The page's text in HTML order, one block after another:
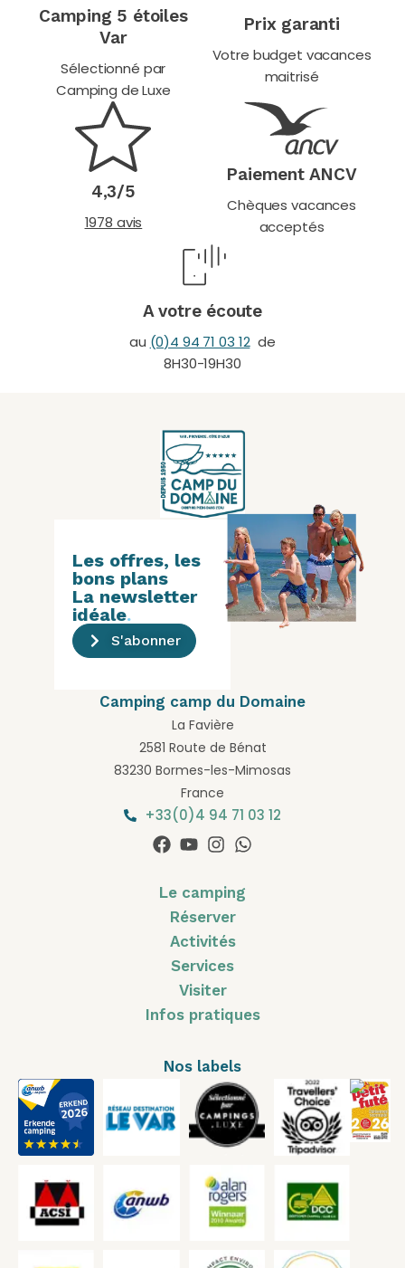
Camping 5 étoiles
Var
Sélectionné par
Camping de Luxe
Prix garanti
Votre budget vacances
maitrisé
4,3/5
1978 avis
Paiement ANCV
Chèques vacances
acceptés
A votre écoute
au (0)4 94 71 03 12de
8H30-19H30
Camping camp du Domaine
La Favière
2581 Route de Bénat
83230 Bormes-les-Mimosas
France
+33(0)4 94 71 03 12
Les offres, les
bons plans
La newsletter
idéale.
S'abonner
Le camping
Réserver
Activités
Services
Visiter
Infos pratiques
Nos labels